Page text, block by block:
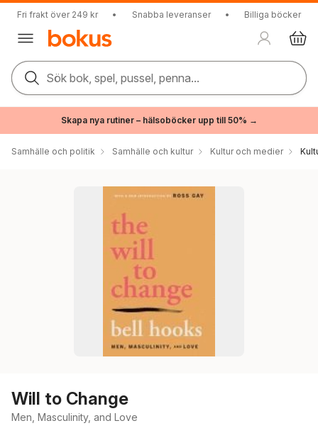
Fri frakt över 249 kr • Snabba leveranser • Billiga böcker
Sök bok, spel, pussel, penna...
Skapa nya rutiner – hälsoböcker upp till 50% →
Samhälle och politik Samhälle och kultur Kultur och medier
Will to Change
Men, Masculinity, and Love